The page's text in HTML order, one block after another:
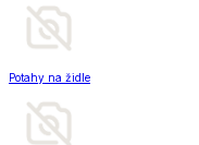
Potahy na židle